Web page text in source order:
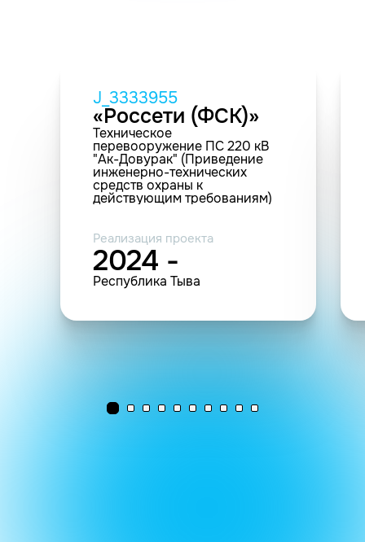
J_3333955
«Россети (ФСК)»
Техническое
перевооружение ПС 220 кВ
"Ак-Довурак" (Приведение
инженерно-технических
средств охраны к
действующим требованиям)
Реализация проекта
2024 -
Республика Тыва